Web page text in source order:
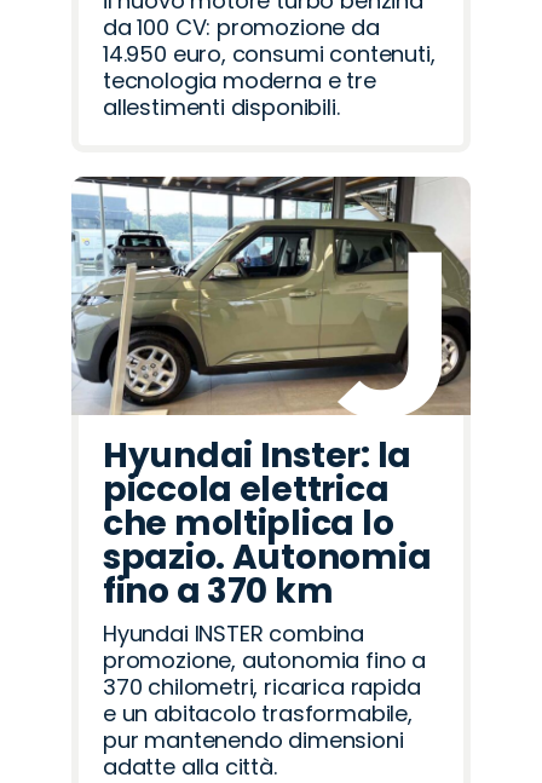
da 100 CV: promozione da
14.950 euro, consumi contenuti,
tecnologia moderna e tre
allestimenti disponibili.
Hyundai Inster: la
piccola elettrica
che moltiplica lo
spazio. Autonomia
fino a 370 km
Hyundai INSTER combina
promozione, autonomia fino a
370 chilometri, ricarica rapida
e un abitacolo trasformabile,
pur mantenendo dimensioni
adatte alla città.